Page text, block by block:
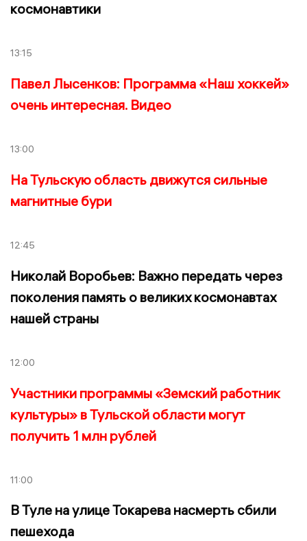
космонавтики
13:15
Павел Лысенков: Программа «Наш хоккей»
очень интересная. Видео
13:00
На Тульскую область движутся сильные
магнитные бури
12:45
Николай Воробьев: Важно передать через
поколения память о великих космонавтах
нашей страны
12:00
Участники программы «Земский работник
культуры» в Тульской области могут
получить 1 млн рублей
11:00
В Туле на улице Токарева насмерть сбили
пешехода